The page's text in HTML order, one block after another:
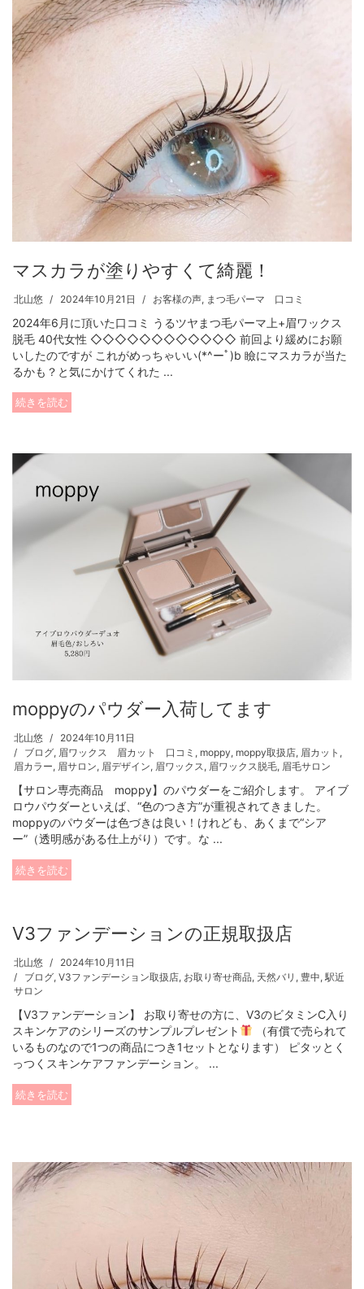
マスカラが塗りやすくて綺麗！
北山悠 2024年10月21日 お客様の声, まつ毛パーマ 口コミ
2024年6月に頂いた口コミ うるツヤまつ毛パーマ上+眉ワックス
脱毛 40代女性 ◇◇◇◇◇◇◇◇◇◇◇◇ 前回より緩めにお願
いしたのですが これがめっちゃいい(*^ーﾟ)b 瞼にマスカラが当た
るかも？と気にかけてくれた ...
続きを読む
moppyのパウダー入荷してます
北山悠
2024年10月11日
ブログ, 眉ワックス 眉カット 口コミ , moppy, moppy取扱店, 眉カット ,
眉カラー, 眉サロン, 眉デザイン, 眉ワックス , 眉ワックス脱毛, 眉毛サロン
【サロン専売商品 moppy】のパウダーをご紹介します。 アイブ
ロウパウダーといえば、“色のつき方”が重視されてきました。
moppyのパウダーは色づきは良い！けれども、あくまで“シア
ー”（透明感がある仕上がり）です。な ...
続きを読む
V3ファンデーションの正規取扱店
北山悠
2024年10月11日
ブログ, V3ファンデーション取扱店, お取り寄せ商品, 天然バリ , 豊中, 駅近
サロン
【V3ファンデーション】 お取り寄せの方に、V3のビタミンC入り
スキンケアのシリーズのサンプルプレゼント
（有償で売られて
いるものなので1つの商品につき1セットとなります） ピタッとく
っつくスキンケアファンデーション。 ...
続きを読む